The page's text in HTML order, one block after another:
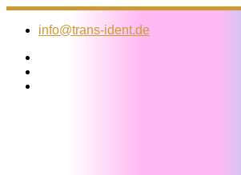
Zum
Inhalt
info@trans-ident.de